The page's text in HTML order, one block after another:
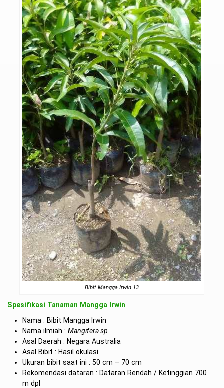
Bibit Mangga Irwin 13
Spesifikasi Tanaman Mangga Irwin
Nama : Bibit Mangga Irwin
Nama ilmiah : Mangifera sp
Asal Daerah : Negara Australia
Asal Bibit : Hasil okulasi
Ukuran bibit saat ini : 50 cm – 70 cm
Rekomendasi dataran : Dataran Rendah / Ketinggian 700
m dpl